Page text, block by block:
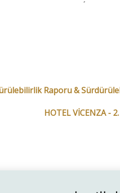
وطويل الأجل باستمرار في جميع
عن طريق مسح رمز
Raporu &
HOTEL VİCENZA -